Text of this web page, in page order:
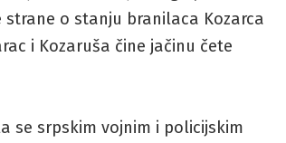
o stanju branilaca Kozarca
i Kozaruša čine jačinu čete
se srpskim vojnim i policijskim